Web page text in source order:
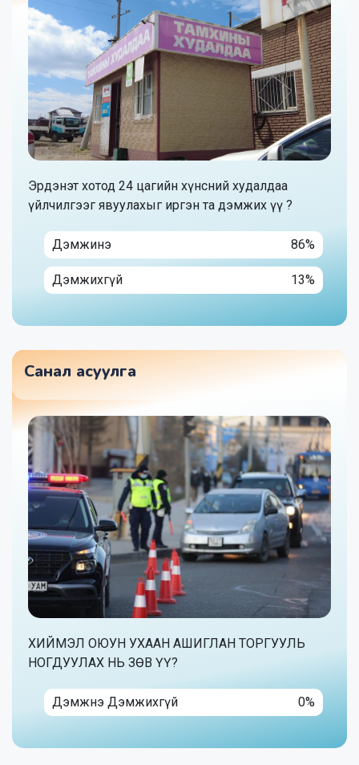
Эрдэнэт хотод 24 цагийн хүнсний худалдаа
үйлчилгээг явуулахыг иргэн та дэмжих үү ?
Дэмжинэ 86%
Дэмжихгүй 13%
Санал асуулга
ХИЙМЭЛ ОЮУН УХААН АШИГЛАН ТОРГУУЛЬ
НОГДУУЛАХ НЬ ЗӨВ ҮҮ?
Дэмжнэ Дэмжихгүй 0%